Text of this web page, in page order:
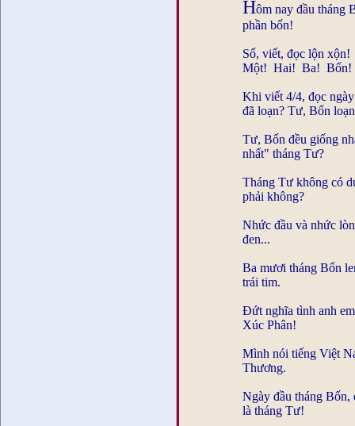
Hôm nay đầu tháng
phần bốn!
Số, viết, đọc lộn
Một! Hai! Ba!
Khi viết 4/4, đọc
đã loạn? Tư, Bốn
Tư, Bốn đều giống
nhất" tháng Tư?
Tháng Tư không có
phải không?
Nhức đầu và nhức
đen...
Ba mươi tháng Bốn
trái tim.
Đứt nghĩa tình anh
Xúc Phân!
Mình nói tiếng Việt
Thương.
Ngày đầu tháng
là tháng Tư!